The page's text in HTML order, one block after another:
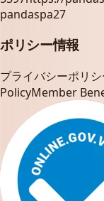
pandaspa27
ポリシー情報
プライバシーポリシ
PolicyMember